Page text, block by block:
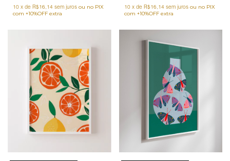
10 x de R$16,14 sem juros 10 x de R$16,14 sem juros